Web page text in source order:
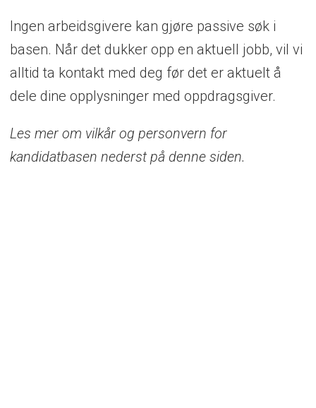
Ingen arbeidsgivere kan gjøre passive søk i
basen. Når det dukker opp en aktuell jobb, vil vi
alltid ta kontakt med deg før det er aktuelt å
dele dine opplysninger med oppdragsgiver.
Les mer om vilkår og personvern for
kandidatbasen nederst på denne siden.